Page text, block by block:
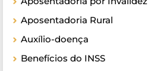
Aposentadoria Rural
Auxílio-doença
Benefícios do INSS